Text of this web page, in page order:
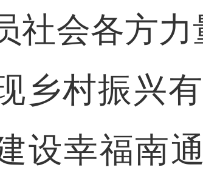
社会各方力
乡村振兴
设幸福南